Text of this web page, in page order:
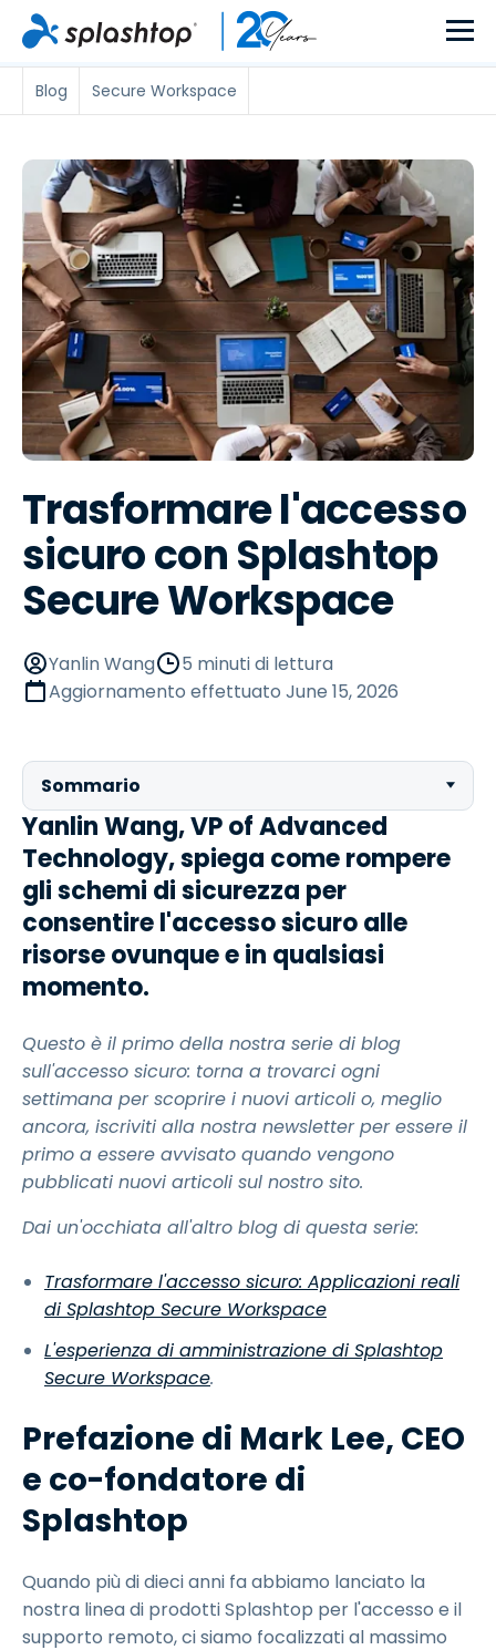
Blog Secure Workspace
Trasformare l'accesso
sicuro con Splashtop
Secure Workspace
Yanlin Wang
5 minuti di lettura
Aggiornamento effettuato June 15, 2026
Sommario
Yanlin Wang, VP of Advanced
Technology, spiega come rompere
gli schemi di sicurezza per
consentire l'accesso sicuro alle
risorse ovunque e in qualsiasi
momento.
Questo è il primo della nostra serie di blog
sull'accesso sicuro: torna a trovarci ogni
settimana per scoprire i nuovi articoli o, meglio
ancora, iscriviti alla nostra newsletter per essere il
primo a essere avvisato quando vengono
pubblicati nuovi articoli sul nostro sito.
Dai un'occhiata all'altro blog di questa serie:
Trasformare l'accesso sicuro: Applicazioni reali
di Splashtop Secure Workspace
L'esperienza di amministrazione di Splashtop
Secure Workspace.
Prefazione di Mark Lee, CEO
e co-fondatore di
Splashtop
Quando più di dieci anni fa abbiamo lanciato la
nostra linea di prodotti Splashtop per l'accesso e il
supporto remoto, ci siamo focalizzati al massimo